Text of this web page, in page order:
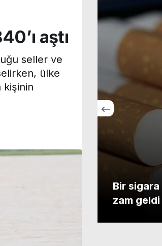
aştı
seller ve
ülke
kişinin
grevindeki şehit
‘Hakkınız verilene kadar